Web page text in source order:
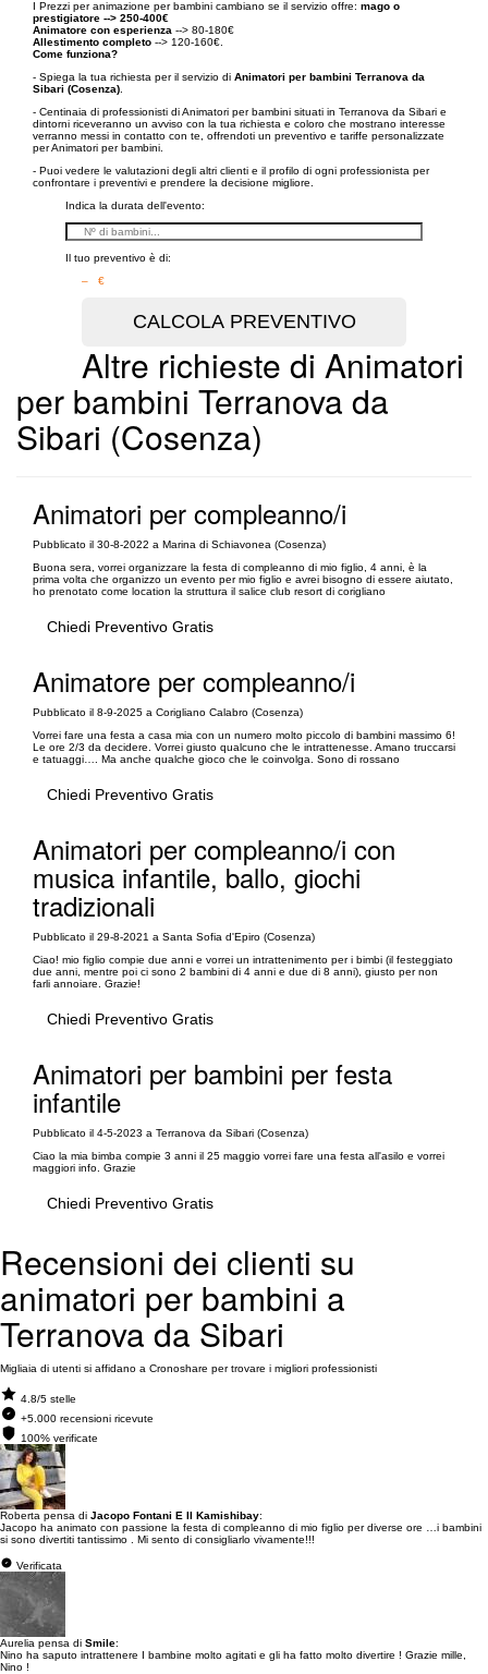
I Prezzi per animazione per bambini cambiano se il servizio offre: mago o
prestigiatore --> 250-400€
Animatore con esperienza --> 80-180€
Allestimento completo --> 120-160€.
Come funziona?
- Spiega la tua richiesta per il servizio di Animatori per bambini Terranova da
Sibari (Cosenza)
- Centinaia di professionisti di Animatori per bambini situati in Terranova da Sibari e
dintorni riceveranno un avviso con la tua richiesta e coloro che mostrano interesse
verranno messi in contatto con te, offrendoti un preventivo e tariffe personalizzate
per Animatori per bambini.
- Puoi vedere le valutazioni degli altri clienti e il profilo di ogni professionista per
confrontare i preventivi e prendere la decisione migliore.
Indica la durata dell'evento:
Il tuo preventivo è di:
– €
Altre richieste di Animatori
per bambini Terranova da
Sibari (Cosenza)
Animatori per compleanno/i
Pubblicato il 30-8-2022 a Marina di Schiavonea (Cosenza)
Buona sera, vorrei organizzare la festa di compleanno di mio figlio, 4 anni, è la
prima volta che organizzo un evento per mio figlio e avrei bisogno di essere aiutato,
ho prenotato come location la struttura il salice club resort di corigliano
Chiedi Preventivo Gratis
Animatore per compleanno/i
Pubblicato il 8-9-2025 a Corigliano Calabro (Cosenza)
Vorrei fare una festa a casa mia con un numero molto piccolo di bambini massimo 6!
Le ore 2/3 da decidere. Vorrei giusto qualcuno che le intrattenesse. Amano truccarsi
e tatuaggi…. Ma anche qualche gioco che le coinvolga. Sono di rossano
Chiedi Preventivo Gratis
Animatori per compleanno/i con
musica infantile, ballo, giochi
tradizionali
Pubblicato il 29-8-2021 a Santa Sofia d'Epiro (Cosenza)
Ciao! mio figlio compie due anni e vorrei un intrattenimento per i bimbi (il festeggiato
due anni, mentre poi ci sono 2 bambini di 4 anni e due di 8 anni), giusto per non
farli annoiare. Grazie!
Chiedi Preventivo Gratis
Animatori per bambini per festa
infantile
Pubblicato il 4-5-2023 a Terranova da Sibari (Cosenza)
Ciao la mia bimba compie 3 anni il 25 maggio vorrei fare una festa all'asilo e vorrei
maggiori info. Grazie
Chiedi Preventivo Gratis
Recensioni dei clienti su
animatori per bambini a
Terranova da Sibari
Migliaia di utenti si affidano a Cronoshare per trovare i migliori professionisti
4.8/5 stelle
+5.000 recensioni ricevute
100% verificate
Roberta pensa di Jacopo Fontani E Il Kamishibay:
Jacopo ha animato con passione la festa di compleanno di mio figlio per diverse ore …i bambini
si sono divertiti tantissimo . Mi sento di consigliarlo vivamente!!!
Verificata
Aurelia pensa di Smile:
Nino ha saputo intrattenere I bambine molto agitati e gli ha fatto molto divertire ! Grazie mille,
Nino !